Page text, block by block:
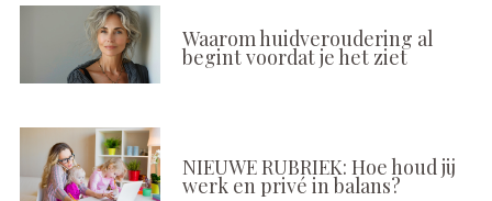
Waarom huidveroudering al
begint voordat je het ziet
NIEUWE RUBRIEK: Hoe houd jij
werk en privé in balans?